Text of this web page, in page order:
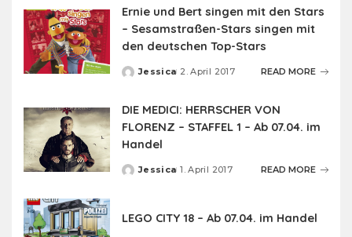
Ernie und Bert singen mit den Stars
– Sesamstraßen-Stars singen mit
den deutschen Top-Stars
Posted
Jessica 2. April 2017 READ MORE
DIE MEDICI: HERRSCHER VON
FLORENZ – STAFFEL 1 – Ab 07.04. im
Handel
Posted
Jessica 1. April 2017 READ MORE
LEGO CITY 18 – Ab 07.04. im Handel